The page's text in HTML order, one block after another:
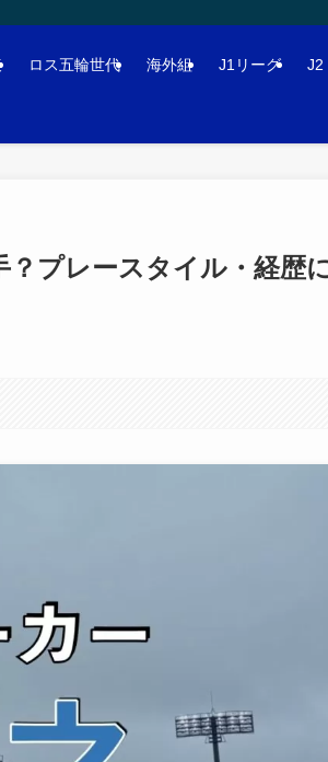
ロス五輪世代 海外組 J1リーグ J2
？プレースタイル・経歴